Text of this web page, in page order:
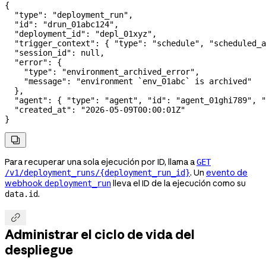
{
  "type"
: "deployment_run" ,
  "id"
: "drun_01abc124" ,
  "deployment_id"
: "depl_01xyz" ,
  "trigger_context"
: { "type" : "schedule" ,
  "session_id"
: null ,
  "error"
: {
    "type"
: "environment_archived_error" ,
    "message"
:
"environment `env_01abc` is archived"
  },
  "agent"
: { "type" : "agent" , "id" : "agent_01ghi789" ,
  "created_at"
:
"2026-05-09T00:00:01Z"
}

Para recuperar una sola ejecución por ID, llama aGET
/v1/deployment_runs/{deployment_run_id}. Un evento de
webhook deployment_runlleva el ID de la ejecución como su
data.id.

Administrar el ciclo de vida del
despliegue